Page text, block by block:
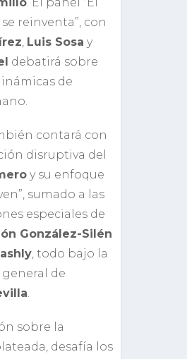
reinventa”, con
, Luis Sosa y
debatirá sobre
de
contará con
disruptiva del
y su enfoque
sumado a las
especiales de
González-Silén
, todo bajo la
de
.
sobre la
desafía los